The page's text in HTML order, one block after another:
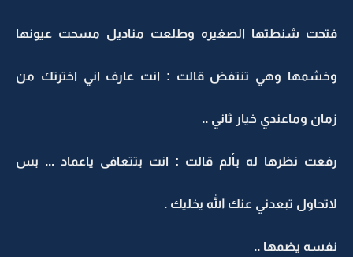
فتحت شنطتها الصغيره وطلعت مناديل مسحت عيونها
وخشمها وهي تنتفض قالت : انت عارف اني اخترتك من
زمان وماعندي خيار ثاني ..
رفعت نظرها له بألم قالت : انت بتتعافى ياعماد ... بس
لاتحاول تبعدني عنك الله يخليك .
نفسه يضمها ..